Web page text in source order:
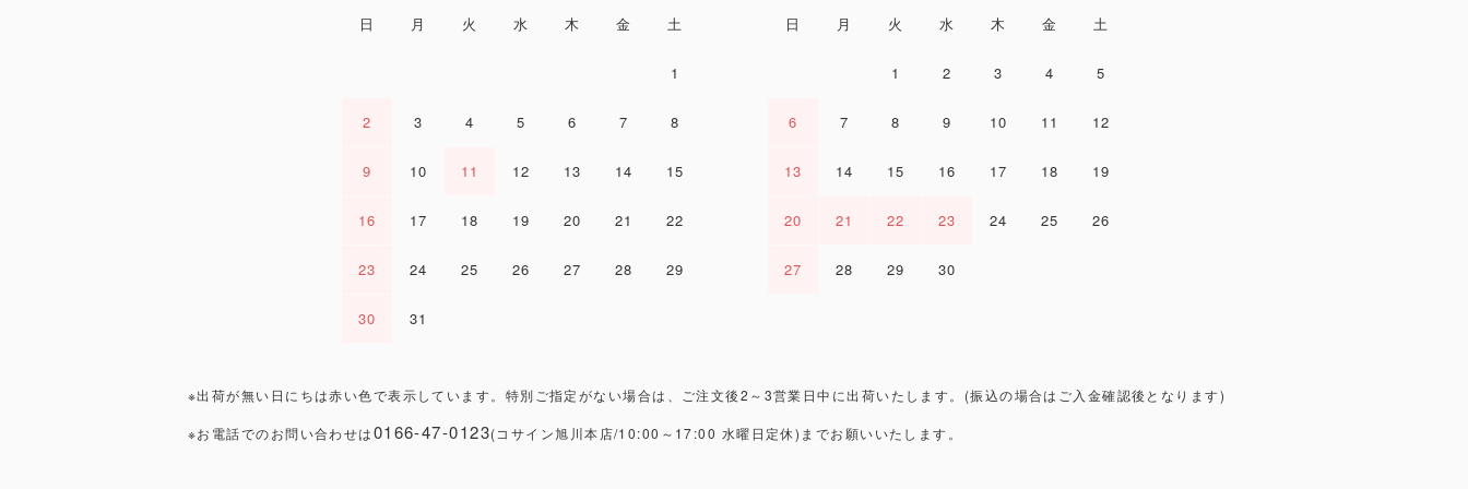
日 月 火 水 木 金 土
1
2 3 4 5 6 7 8
9 10 11 12 13 14 15
16 17 18 19 20 21 22
23 24 25 26 27 28 29
30 31
日 月 火 水 木 金 土
1 2 3 4 5
6 7 8 9 10 11 12
13 14 15 16 17 18 19
20 21 22 23 24 25 26
27 28 29 30
※出荷が無い日にちは赤い色で表示しています。特別ご指定がない場合は、ご注文後2～3営業日中に出荷いたします。(振込の場合はご入金確認後となります)
※お電話でのお問い合わせは0166-47-0123(コサイン旭川本店/10:00～17:00 水曜日定休)までお願いいたします。